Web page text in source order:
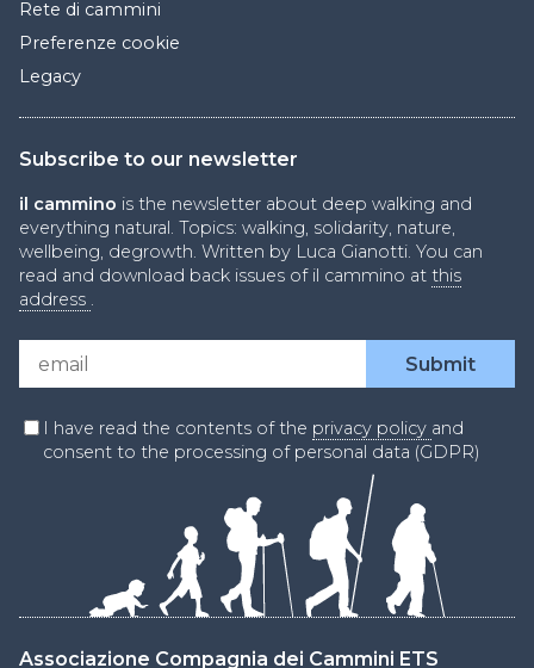
Associazione Compagnia dei Cammini ETS
Rete di cammini
Preferenze cookie
Legacy
Subscribe to our newsletter
il cammino is the newsletter about deep walking and
everything natural. Topics: walking, solidarity, nature,
wellbeing, degrowth. Written by Luca Gianotti. You can
read and download back issues of il cammino at this
address .
I have read the contents of the privacy policy and
consent to the processing of personal data (GDPR)